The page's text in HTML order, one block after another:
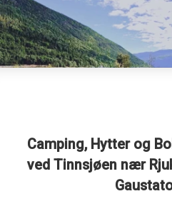
Camping, Hytter og
ved Tinnsjøen nær